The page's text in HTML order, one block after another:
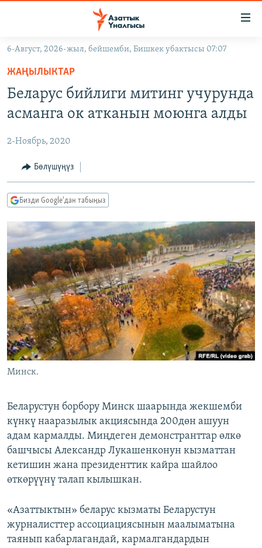
Навигацияга
өтүңүз
Издөөгө
салыңыз
КЫРГЫЗСТАН
КЫРГЫЗСТАН
ЭКОНОМИКА
МАДАНИЯТ
ДҮЙНӨ
БОРБОР АЗИЯ
АТАЙЫН ИЛИКТӨӨ
ТВ ПРОГРАММАЛАР
ЭКСПЕРТТЕР ТАЛДАЙТ
БИЗ ЖАНА ДҮЙНӨ
ДАНИСТЕ
ЭЖЕ-СИҢДИЛЕР
АЗАТТЫК+
ЫҢГАЙСЫЗ СУРООЛОР
ӨЗГӨЧӨ ПИКИР
Русский
ОНЛАЙН ШЕРИНЕ
ЭЕ/АРнун бардык сайттары
6-Август, 2026-жыл, бейшемби, Бишкек убактысы 07:07
ЖАҢЫЛЫКТАР
Беларус бийлиги митинг учурунда
асманга ок атканын моюнга алды
2-Ноябрь, 2020
Бөлүшүңүз
Бизди Google'дан табыңыз
Минск.
Беларустун борбору Минск шаарында жекшемби
күнкү нааразылык акциясында 200дөн ашуун
адам кармалды. Миңдеген демонстранттар өлкө
башчысы Александр Лукашенконун кызматтан
кетишин жана президенттик кайра шайлоо
өткөрүүнү талап кылышкан.
«Азаттыктын» беларус кызматы Беларустун
журналисттер ассоциациясынын маалыматына
таянып кабарлагандай, кармалгандардын